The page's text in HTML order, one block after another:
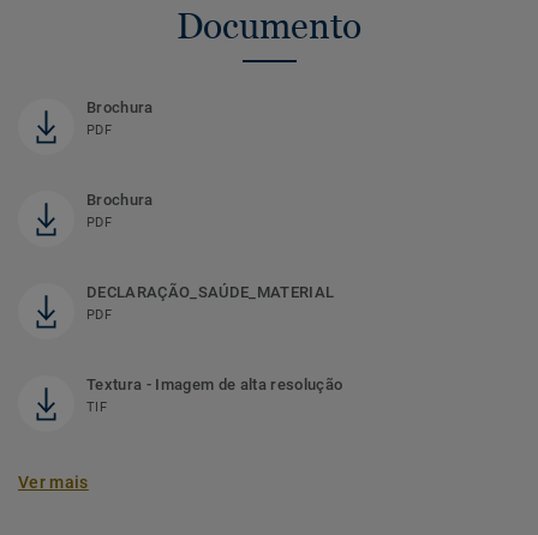
Documento
Brochura
PDF
Brochura
PDF
DECLARAÇÃO_SAÚDE_MATERIAL
PDF
Textura - Imagem de alta resolução
TIF
Ver mais